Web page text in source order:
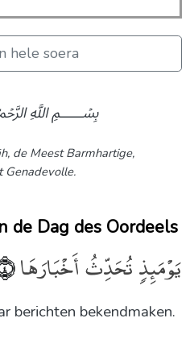
hele soera
de Meest Barmhartige,
Genadevolle.
de Dag des Oordeels
berichten bekendmaken.
يَوْمَئِذٍۢ تُحَدِّثُ أَخْبَارَهَا﴿٤﴾